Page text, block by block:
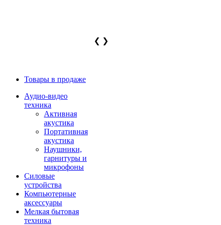
Товары в продаже
Аудио-видео
техника
Активная
акустика
Портативная
акустика
Наушники,
гарнитуры и
микрофоны
Силовые
устройства
Компьютерные
аксессуары
Мелкая бытовая
техника
❮ ❯